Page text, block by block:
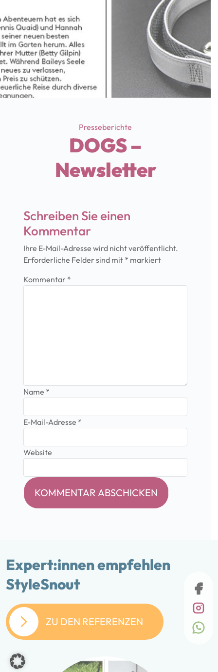
Categories
Presseberichte
DOGS –
Newsletter
Schreiben Sie einen
Kommentar
Ihre E-Mail-Adresse wird nicht veröffentlicht.
Erforderliche Felder sind mit * markiert
Kommentar *
Name *
E-Mail-Adresse *
Website
Expert:innen empfehlen
StyleSnout
ZU DEN REFERENZEN